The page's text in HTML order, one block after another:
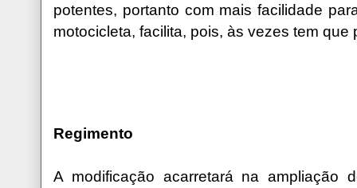
potentes, portanto com mais facilidade
motocicleta, facilita, pois, às vezes tem
Regimento
A modificação acarretará na